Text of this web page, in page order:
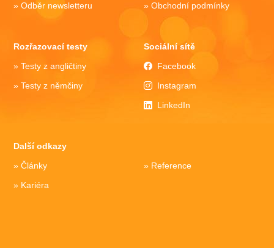
Odběr newsletteru
Obchodní podmínky
Rozřazovací testy
Testy z angličtiny
Testy z němčiny
Sociální sítě
Facebook
Instagram
LinkedIn
Další odkazy
Články
Kariéra
Reference